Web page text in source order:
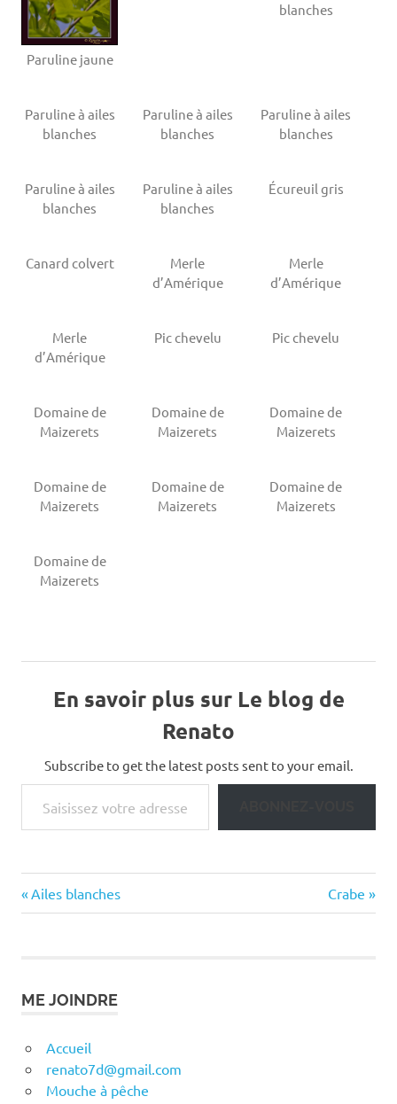
Paruline jaune
blanches
Paruline à ailes
blanches
Paruline à ailes
blanches
Paruline à ailes
blanches
Paruline à ailes
blanches
Paruline à ailes
blanches
Écureuil gris
Canard colvert
Merle
d’Amérique
Merle
d’Amérique
Merle
d’Amérique
Pic chevelu Pic chevelu
Domaine de
Maizerets
Domaine de
Maizerets
Domaine de
Maizerets
Domaine de
Maizerets
Domaine de
Maizerets
Domaine de
Maizerets
Domaine de
Maizerets
En savoir plus sur Le blog de
Renato
Subscribe to get the latest posts sent to your email.
Saisissez votre adresse e-mail…
Navigation
Previous
Post:
Ailes blanches
Next
Post:
Crabe
ME JOINDRE
Accueil
renato7d@gmail.com
Mouche à pêche